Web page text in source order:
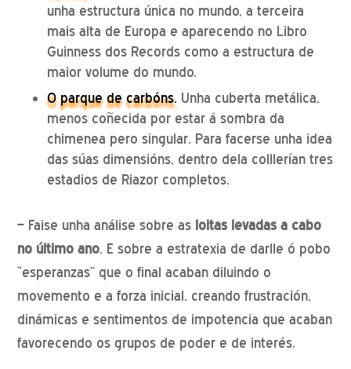
unha estructura única no mundo, a terceira
mais alta de Europa e aparecendo no Libro
Guinness dos Records como a estructura de
maior volume do mundo.
O parque de carbóns. Unha cuberta metálica,
menos coñecida por estar á sombra da
chimenea pero singular. Para facerse unha idea
das súas dimensións, dentro dela colllerían tres
estadios de Riazor completos.
– Faise unha análise sobre as loitas levadas a cabo
no último ano. E sobre a estratexia de darlle ó pobo
“esperanzas” que o final acaban diluindo o
movemento e a forza inicial, creando frustración,
dinámicas e sentimentos de impotencia que acaban
favorecendo os grupos de poder e de interés.